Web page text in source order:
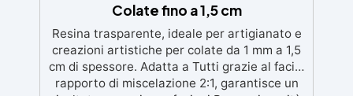
Colate fino a 1,5 cm
Resina trasparente, ideale per artigianato e
creazioni artistiche per colate da 1 mm a 1,5
cm di spessore. Adatta a Tutti grazie al facile
rapporto di miscelazione 2:1, garantisce un